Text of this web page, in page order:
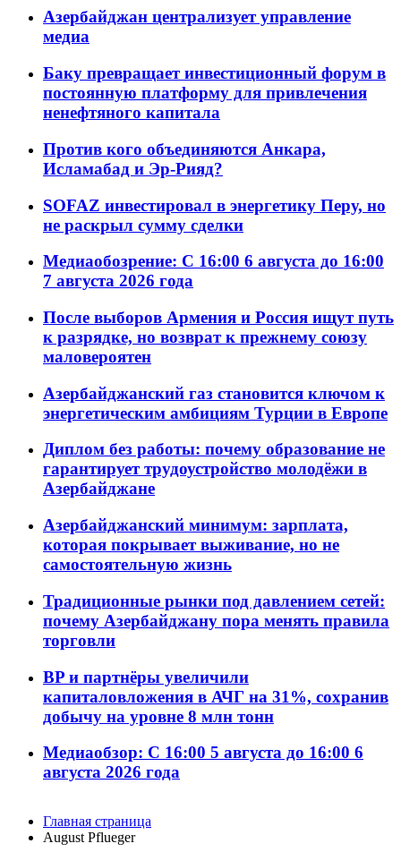
Азербайджан централизует управление
медиа
Баку превращает инвестиционный форум в
постоянную платформу для привлечения
ненефтяного капитала
Против кого объединяются Анкара,
Исламабад и Эр-Рияд?
SOFAZ инвестировал в энергетику Перу, но
не раскрыл сумму сделки
Медиаобозрение: С 16:00 6 августа до 16:00
7 августа 2026 года
После выборов Армения и Россия ищут путь
к разрядке, но возврат к прежнему союзу
маловероятен
Азербайджанский газ становится ключом к
энергетическим амбициям Турции в Европе
Диплом без работы: почему образование не
гарантирует трудоустройство молодёжи в
Азербайджане
Азербайджанский минимум: зарплата,
которая покрывает выживание, но не
самостоятельную жизнь
Традиционные рынки под давлением сетей:
почему Азербайджану пора менять правила
торговли
BP и партнёры увеличили
капиталовложения в АЧГ на 31%, сохранив
добычу на уровне 8 млн тонн
Медиаобзор: С 16:00 5 августа до 16:00 6
августа 2026 года
Главная страница
August Pflueger